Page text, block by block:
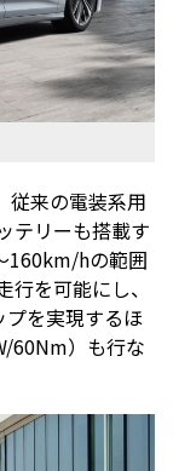
従来の電装系用
テリーも搭載す
160km/hの範囲
を可能にし、
を実現するほ
60Nm）も行な